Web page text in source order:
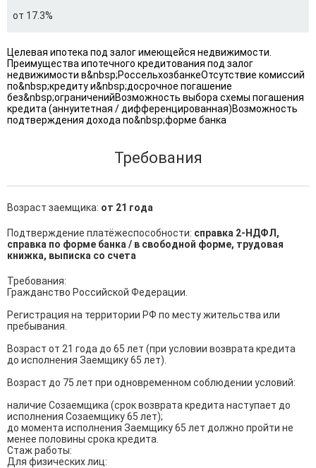
от 17.3%
Целевая ипотека под залог имеющейся недвижимости.
Преимущества ипотечного кредитования под залог
недвижимости в&nbsp;РоссельхозбанкеОтсутствие комиссий
по&nbsp;кредиту и&nbsp;досрочное погашение
без&nbsp;ограниченийВозможность выбора схемы погашения
кредита (аннуитетная / дифференцированная)Возможность
подтверждения дохода по&nbsp;форме банка
Требования
Возраст заемщика: от 21 года
Подтверждение платёжеспособности: справка 2-НДФЛ,
справка по форме банка / в свободной форме, трудовая
книжка, выписка со счета
Требования:
Гражданство Российской Федерации.
Регистрация на территории РФ по месту жительства или
пребывания.
Возраст от 21 года до 65 лет (при условии возврата кредита
до исполнения Заемщику 65 лет).
Возраст до 75 лет при одновременном соблюдении условий:
наличие Созаемщика (срок возврата кредита наступает до
исполнения Созаемщику 65 лет);
до момента исполнения Заемщику 65 лет должно пройти не
менее половины срока кредита.
Стаж работы:
Для физических лиц: